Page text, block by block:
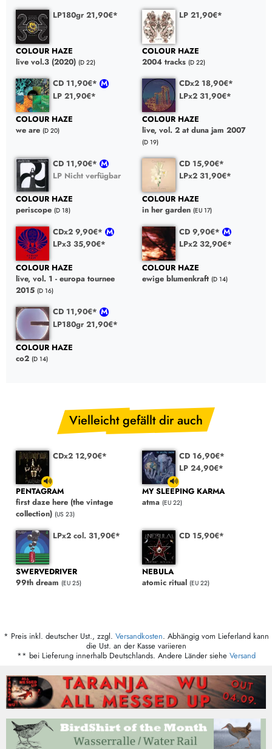
LP180gr 21,90€*
COLOUR HAZE
live vol.3 (2020) (D 22)
LP 21,90€*
COLOUR HAZE
2004 tracks (D 22)
CD 11,90€*
LP 21,90€*
COLOUR HAZE
we are (D 20)
CDx2 18,90€*
LPx2 31,90€*
COLOUR HAZE
live, vol. 2 at duna jam 2007
(D 19)
CD 11,90€*
LP Nicht verfügbar
COLOUR HAZE
periscope (D 18)
CD 15,90€*
LPx2 31,90€*
COLOUR HAZE
in her garden (EU 17)
CDx2 9,90€*
LPx3 35,90€*
COLOUR HAZE
live, vol. 1 - europa tournee
2015 (D 16)
CD 9,90€*
LPx2 32,90€*
COLOUR HAZE
ewige blumenkraft (D 14)
CD 11,90€*
LP180gr 21,90€*
COLOUR HAZE
co2 (D 14)
Vielleicht gefällt dir auch
CDx2 12,90€*
PENTAGRAM
first daze here (the vintage
collection) (US 23)
CD 16,90€*
LP 24,90€*
MY SLEEPING KARMA
atma (EU 22)
LPx2 col. 31,90€*
SWERVEDRIVER
99th dream (EU 25)
CD 15,90€*
NEBULA
atomic ritual (EU 22)
* Preis inkl. deutscher Ust., zzgl. Versandkosten. Abhängig vom Lieferland kann
die Ust. an der Kasse variieren
** bei Lieferung innerhalb Deutschlands. Andere Länder siehe Versand